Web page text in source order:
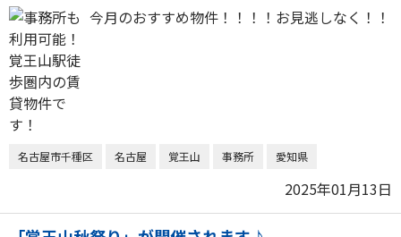
今月のおすすめ物件！！！！お見逃しなく！！
名古屋市千種区 名古屋 覚王山 事務所 愛知県
2025年01月13日